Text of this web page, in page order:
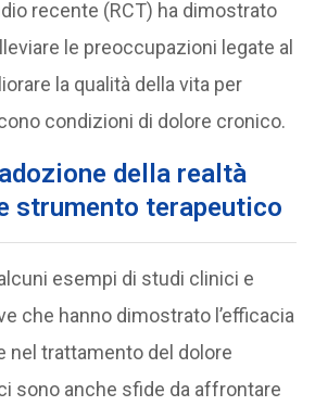
recente (RCT) ha dimostrato
le preoccupazioni legate al
la qualità della vita per
condizioni di dolore cronico.
della realtà
strumento terapeutico
esempi di studi clinici e
che hanno dimostrato l’efficacia
nel trattamento del dolore
sono anche sfide da affrontare